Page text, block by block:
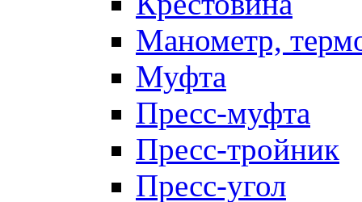
Манометр,
Муфта
Пресс-муфта
Пресс-тройник
Пресс-угол